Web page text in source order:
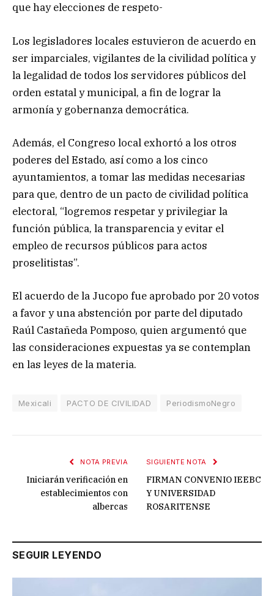
que hay elecciones de respeto-
Los legisladores locales estuvieron de acuerdo en
ser imparciales, vigilantes de la civilidad política y
la legalidad de todos los servidores públicos del
orden estatal y municipal, a fin de lograr la
armonía y gobernanza democrática.
Además, el Congreso local exhortó a los otros
poderes del Estado, así como a los cinco
ayuntamientos, a tomar las medidas necesarias
para que, dentro de un pacto de civilidad política
electoral, “logremos respetar y privilegiar la
función pública, la transparencia y evitar el
empleo de recursos públicos para actos
proselitistas”.
El acuerdo de la Jucopo fue aprobado por 20 votos
a favor y una abstención por parte del diputado
Raúl Castañeda Pomposo, quien argumentó que
las consideraciones expuestas ya se contemplan
en las leyes de la materia.
Mexicali PACTO DE CIVILIDAD PeriodismoNegro
NOTA PREVIA
Iniciarán verificación en
establecimientos con
albercas
SIGUIENTE NOTA
FIRMAN CONVENIO IEEBC
Y UNIVERSIDAD
ROSARITENSE
SEGUIR LEYENDO